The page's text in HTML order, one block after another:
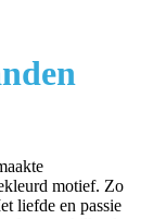
motief. Zo
liefde en passie